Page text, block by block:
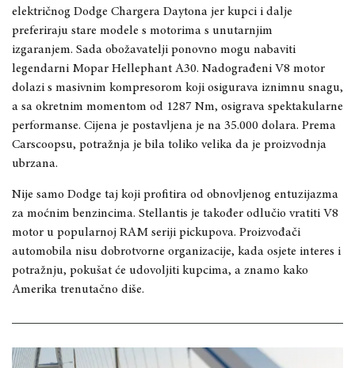
električnog Dodge Chargera Daytona jer kupci i dalje
preferiraju stare modele s motorima s unutarnjim
izgaranjem. Sada obožavatelji ponovno mogu nabaviti
legendarni Mopar Hellephant A30. Nadograđeni V8 motor
dolazi s masivnim kompresorom koji osigurava iznimnu snagu,
a sa okretnim momentom od 1287 Nm, osigrava spektakularne
performanse. Cijena je postavljena je na 35.000 dolara. Prema
Carscoopsu, potražnja je bila toliko velika da je proizvodnja
ubrzana.
Nije samo Dodge taj koji profitira od obnovljenog entuzijazma
za moćnim benzincima. Stellantis je također odlučio vratiti V8
motor u popularnoj RAM seriji pickupova. Proizvođači
automobila nisu dobrotvorne organizacije, kada osjete interes i
potražnju, pokušat će udovoljiti kupcima, a znamo kako
Amerika trenutačno diše.